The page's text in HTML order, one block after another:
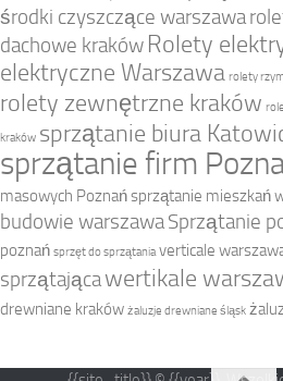
środki czyszczące warszawa
dachowe kraków Rolety
elektryczne Warszawa rolety
rolety zewnętrzne kraków
kraków sprzątanie biura
sprzątanie firm
masowych Poznańsprzątanie mieszkań
budowie warszawaSprzątanie
poznań sprzęt do sprzątania verticale
sprzątającawertikale
drewniane kraków żaluzje drewniane śląsk